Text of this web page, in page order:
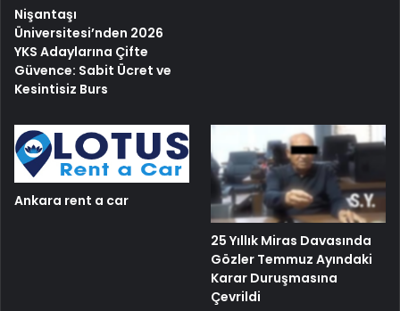
Nişantaşı
Üniversitesi’nden 2026
YKS Adaylarına Çifte
Güvence: Sabit Ücret ve
Kesintisiz Burs
Ankara rent a car
25 Yıllık Miras Davasında
Gözler Temmuz Ayındaki
Karar Duruşmasına
Çevrildi